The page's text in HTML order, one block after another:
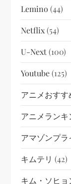
Lemino (44)
Netflix(54)
U-Next(100)
Youtube(125)
アニメおすす
アニメランキ
アマゾンプラ
キムテリ (42)
キム・ソヒョ